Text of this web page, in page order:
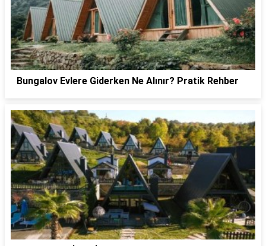
Bungalov Evlere Giderken Ne Alınır? Pratik Rehber